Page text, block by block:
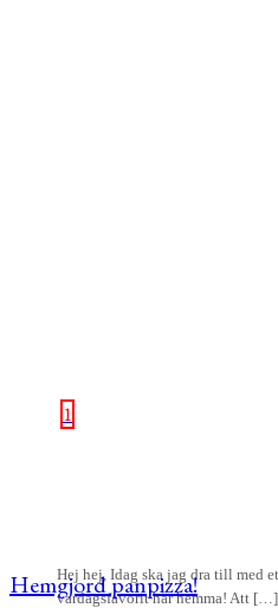
1
Hej hej, Idag ska jag dra till med
vardagsfavorit här hemma! Att […]
Hemgjord panpizza!